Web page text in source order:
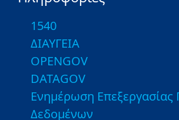
1540
ΔΙΑΥΓΕΙΑ
OPENGOV
DATAGOV
Ενημέρωση
Δεδομένων